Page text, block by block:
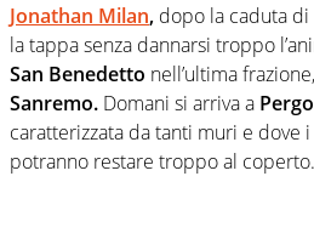
Jonathan Milan, dopo la caduta
la tappa senza dannarsi troppo
San Benedetto nell’ultima
Sanremo. Domani si arriva a
caratterizzata da tanti muri e dove
potranno restare troppo al coperto.